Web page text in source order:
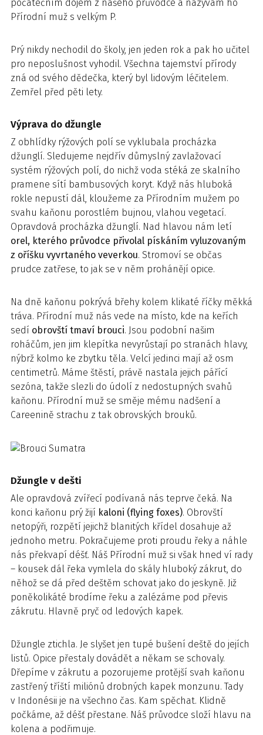
počátečním dojem z našeho průvodce a nazývám ho
Přírodní muž s velkým P.
Prý nikdy nechodil do školy, jen jeden rok a pak ho učitel
pro neposlušnost vyhodil. Všechna tajemství přírody
zná od svého dědečka, který byl lidovým léčitelem.
Zemřel před pěti lety.
Výprava do džungle
Z obhlídky rýžových polí se vyklubala procházka
džunglí. Sledujeme nejdřív důmyslný zavlažovací
systém rýžových polí, do nichž voda stéká ze skalního
pramene sítí bambusových koryt. Když nás hluboká
rokle nepustí dál, kloužeme za Přírodním mužem po
svahu kaňonu porostlém bujnou, vlahou vegetací.
Opravdová procházka džunglí. Nad hlavou nám letí
orel, kterého průvodce přivolal pískáním vyluzovaným
z oříšku vyvrtaného veverkou. Stromoví se občas
prudce zatřese, to jak se v něm prohánějí opice.
Na dně kaňonu pokrývá břehy kolem klikaté říčky měkká
tráva. Přírodní muž nás vede na místo, kde na keřích
sedí obrovští tmaví brouci. Jsou podobní našim
roháčům, jen jim klepítka nevyrůstají po stranách hlavy,
nýbrž kolmo ke zbytku těla. Velcí jedinci mají až osm
centimetrů. Máme štěstí, právě nastala jejich pářící
sezóna, takže slezli do údolí z nedostupných svahů
kaňonu. Přírodní muž se směje mému nadšení a
Careenině strachu z tak obrovských brouků.
Džungle v dešti
Ale opravdová zvířecí podívaná nás teprve čeká. Na
konci kaňonu prý žijí kaloni (flying foxes). Obrovští
netopýři, rozpětí jejichž blanitých křídel dosahuje až
jednoho metru. Pokračujeme proti proudu řeky a náhle
nás překvapí déšť. Náš Přírodní muž si však hned ví rady
– kousek dál řeka vymlela do skály hluboký zákrut, do
něhož se dá před deštěm schovat jako do jeskyně. Již
poněkolikáté brodíme řeku a zalézáme pod převis
zákrutu. Hlavně pryč od ledových kapek.
Džungle ztichla. Je slyšet jen tupé bušení deště do jejích
listů. Opice přestaly dovádět a někam se schovaly.
Dřepíme v zákrutu a pozorujeme protější svah kaňonu
zastřený tříští miliónů drobných kapek monzunu. Tady
v Indonésii je na všechno čas. Kam spěchat. Klidně
počkáme, až déšť přestane. Náš průvodce složí hlavu na
kolena a podřimuje.